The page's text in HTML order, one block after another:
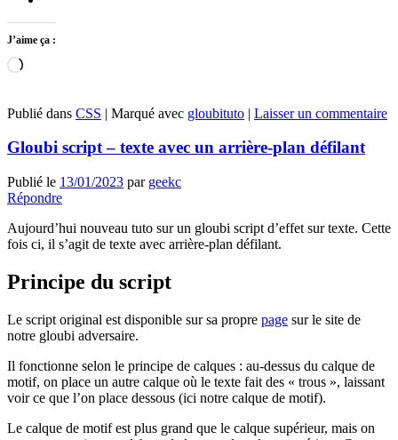
J’aime ça :
Chargement…
Publié dans CSS | Marqué avec gloubituto | Laisser un commentaire
Gloubi script – texte avec un arrière-plan défilant
Publié le 13/01/2023 par geekc
Répondre
Aujourd’hui nouveau tuto sur un gloubi script d’effet sur texte. Cette
fois ci, il s’agit de texte avec arrière-plan défilant.
Principe du script
Le script original est disponible sur sa propre page sur le site de
notre gloubi adversaire.
Il fonctionne selon le principe de calques : au-dessus du calque de
motif, on place un autre calque où le texte fait des « trous », laissant
voir ce que l’on place dessous (ici notre calque de motif).
Le calque de motif est plus grand que le calque supérieur, mais on